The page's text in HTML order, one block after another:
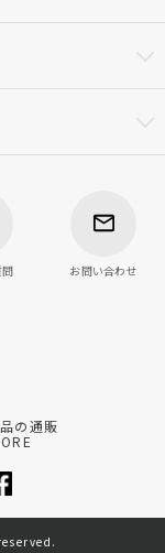
お問い合わせ
の通販